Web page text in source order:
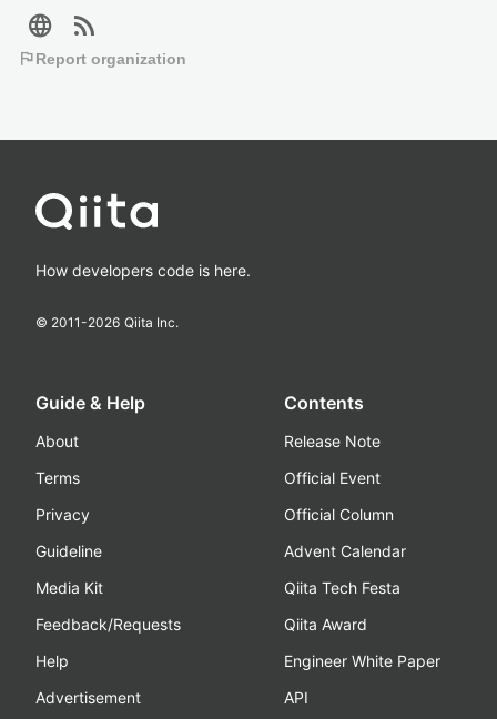
language rss_feed
flagReport organization
How developers code is here.
© 2011-2026 Qiita Inc.
Guide & Help
About
Terms
Privacy
Guideline
Media Kit
Feedback/Requests
Help
Advertisement
Contents
Release Note
Official Event
Official Column
Advent Calendar
Qiita Tech Festa
Qiita Award
Engineer White Paper
API